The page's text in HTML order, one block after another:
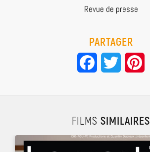
Revue de presse
PARTAGER
Facebook Twitter
FILMS SIMILAIRES